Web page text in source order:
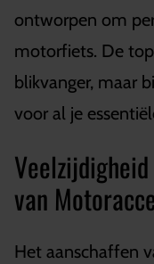
ontworpen om
motorfiets. De
blikvanger, maar
voor al je
van
Het aanschaffen